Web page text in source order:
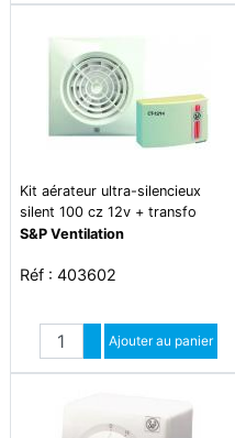
Kit aérateur ultra-silencieux
silent 100 cz 12v + transfo
230/12v tbts - kit silent 100c
S&P Ventilation
Réf : 403602
Quantité
Augmenter quantité
Diminuer quantité
Ajouter au panier